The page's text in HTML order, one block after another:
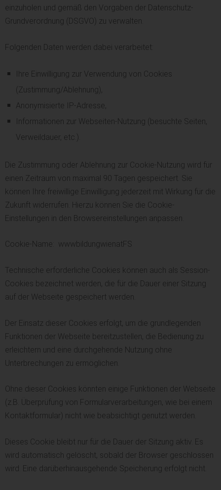
einzuholen und gemäß den Vorgaben der Datenschutz-
Grundverordnung (DSGVO) zu verwalten.
Folgenden Daten werden dabei verarbeitet:
Ihre Einwilligung zur Verwendung von Cookies
(Zustimmung/Ablehnung),
Anonymisierte IP-Adresse,
Informationen zur Webseiten-Nutzung (besuchte Seiten,
Verweildauer, etc.).
Die Zustimmung oder Ablehnung zur Cookie-Nutzung wird für
einen Zeitraum von maximal 90 Tagen gespeichert. Sie
können Ihre freiwillige Einwilligung jederzeit mit Wirkung für die
Zukunft widerrufen. Hierzu können Sie die Cookie-
Einstellungen in den Browsereinstellungen anpassen.
Cookie-Name: wwwbildungwienatFS
Technische erforderliche Cookies können auch als Session-
Cookies bezeichnet werden, die für die Dauer einer Sitzung
auf der Webseite gespeichert werden.
Der Einsatz dieser Cookies erfolgt, um die grundlegenden
Funktionen der Webseite bereitzustellen, die Bedienung zu
erleichtern und eine durchgehende Nutzung ohne
Unterbrechungen zu ermöglichen.
Ohne dieser Cookies könnten einige Funktionen der Webseite
(z.B. Überprüfung von Formularverarbeitungen, wie bei einem
Kontaktformular) nicht wie beabsichtigt genutzt werden.
Dieses Cookie bleibt nur für die Dauer der Sitzung aktiv. Es
wird automatisch gelöscht, sobald der Browser geschlossen
wird. Eine darüberhinausgehende Speicherung erfolgt nicht.